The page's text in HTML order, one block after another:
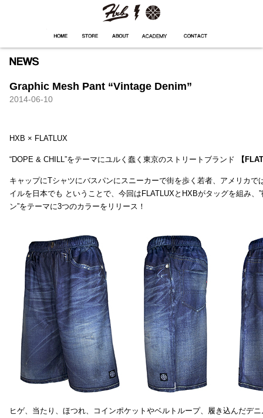
Graphic Mesh Pant “Vintage Denim”
2014-06-10
HXB × FLATLUX
“DOPE & CHILL”をテーマにユルく蠢く東京のストリートブランド 【
キャップにTシャツにバスパンにスニーカーで街を歩く若者、アメリカで
イルを日本でも ということで、今回はFLATLUXとHXBがタッグを組み、
ン”をテーマに3つのカラーをリリース！
ヒゲ、当たり、ほつれ、コインポケットやベルトループ、履き込んだデ